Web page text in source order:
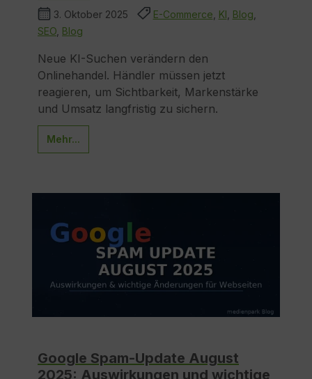
3. Oktober 2025 E-Commerce KI Blog
SEO Blog
Neue KI-Suchen verändern den
Onlinehandel. Händler müssen jetzt
reagieren, um Sichtbarkeit, Markenstärke
und Umsatz langfristig zu sichern.
Mehr...
Google Spam-Update August
2025: Auswirkungen und wichtige